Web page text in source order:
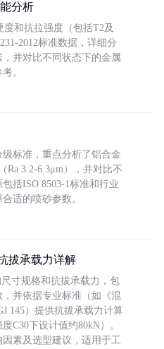
分析
和抗拉强度（包括T2及
2012标准数据，详细分
并对比不同状态下的金属
。
标准，重点分析了铝合金
Ra 3.2-6.3μm），并对比不
括ISO 8503-1标准和行业
适的喷砂参数。
拔承载力详解
寸规格和抗拔承载力，包
并依据专业标准（如《混
145）提供抗拔承载力计算
C30下设计值约80kN）。
素及选型建议，适用于工